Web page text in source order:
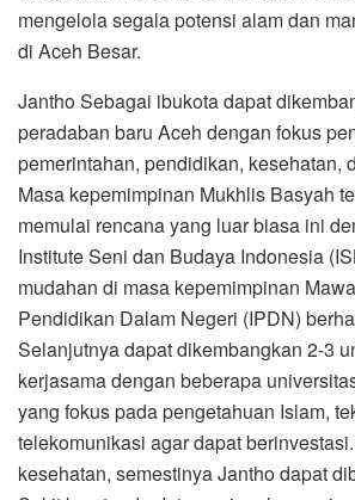
mengelola segala potensi alam dan
di Aceh Besar.
Jantho Sebagai ibukota dapat
peradaban baru Aceh dengan fokus
pemerintahan, pendidikan, kesehatan,
Masa kepemimpinan Mukhlis Basyah
memulai rencana yang luar biasa ini
Institute Seni dan Budaya Indonesia
mudahan di masa kepemimpinan
Pendidikan Dalam Negeri (IPDN)
Selanjutnya dapat dikembangkan 2-3
kerjasama dengan beberapa
yang fokus pada pengetahuan Islam,
telekomunikasi agar dapat
kesehatan, semestinya Jantho dapat